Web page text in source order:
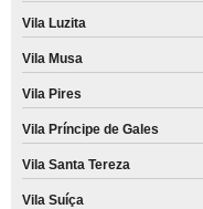
Vila Luzita
Vila Musa
Vila Pires
Vila Príncipe de Gales
Vila Santa Tereza
Vila Suíça